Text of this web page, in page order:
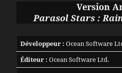
Version
Parasol Stars :
Développeur : Ocean Software
Éditeur : Ocean Software Ltd.